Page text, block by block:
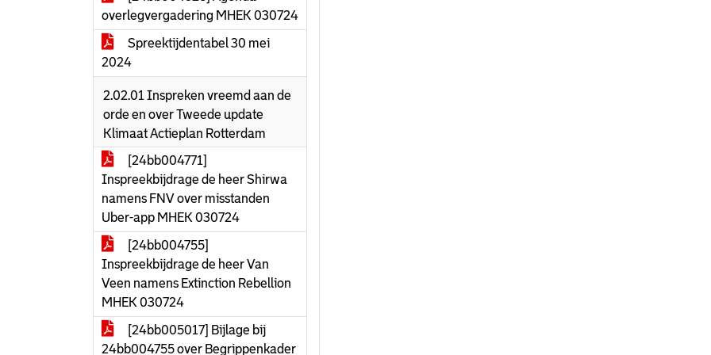
overlegvergadering MHEK 030724
Spreektijdentabel 30 mei
2024
2.02.01 Inspreken vreemd aan de
orde en over Tweede update
Klimaat Actieplan Rotterdam
[24bb004771]
Inspreekbijdrage de heer Shirwa
namens FNV over misstanden
Uber-app MHEK 030724
[24bb004755]
Inspreekbijdrage de heer Van
Veen namens Extinction Rebellion
MHEK 030724
[24bb005017] Bijlage bij
24bb004755 over Begrippenkader